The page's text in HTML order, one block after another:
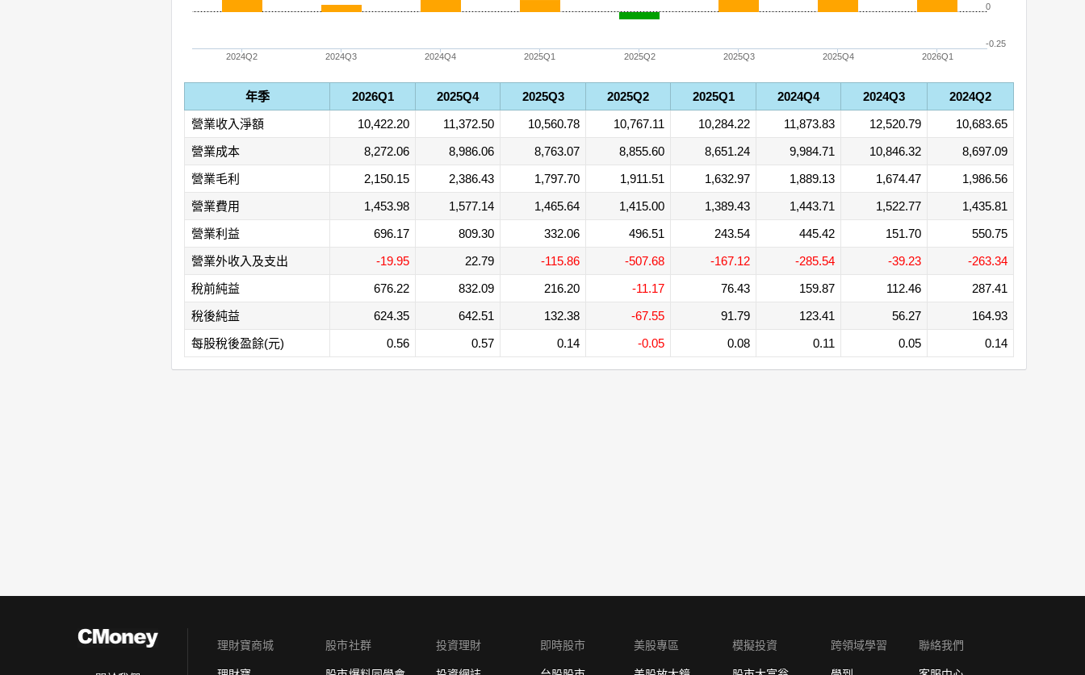
2024Q2 2024Q3 2024Q4 2025Q1 2025Q2 2025Q3 2025Q4 2026Q1
0
-0.25
年季 2026Q1 2025Q4 2025Q3 2025Q2 2025Q1 2024Q4 2024Q3
2024Q2
營業收入淨額
10,422.20 11,372.50 10,560.78 10,767.11 10,284.22 11,873.83 12,520.79
10,683.65
營業成本
8,272.06 8,986.06 8,763.07 8,855.60 8,651.24 9,984.71 10,846.32
8,697.09
營業毛利
2,150.15 2,386.43 1,797.70 1,911.51 1,632.97 1,889.13 1,674.47
1,986.56
營業費用
1,453.98 1,577.14 1,465.64 1,415.00 1,389.43 1,443.71 1,522.77
1,435.81
營業利益
696.17 809.30 332.06 496.51 243.54 445.42 151.70
550.75
營業外收入及支出
-19.95 22.79 -115.86 -507.68 -167.12 -285.54 -39.23
-263.34
稅前純益
676.22 832.09 216.20 -11.17 76.43 159.87 112.46
287.41
稅後純益
624.35 642.51 132.38 -67.55 91.79 123.41 56.27
164.93
每股稅後盈餘(元)
0.56 0.57 0.14 -0.05 0.08 0.11 0.05 0.14
理財寶商城 股市社群 投資理財 即時股市 美股專區 模擬投資 跨領域學習 聯絡我們